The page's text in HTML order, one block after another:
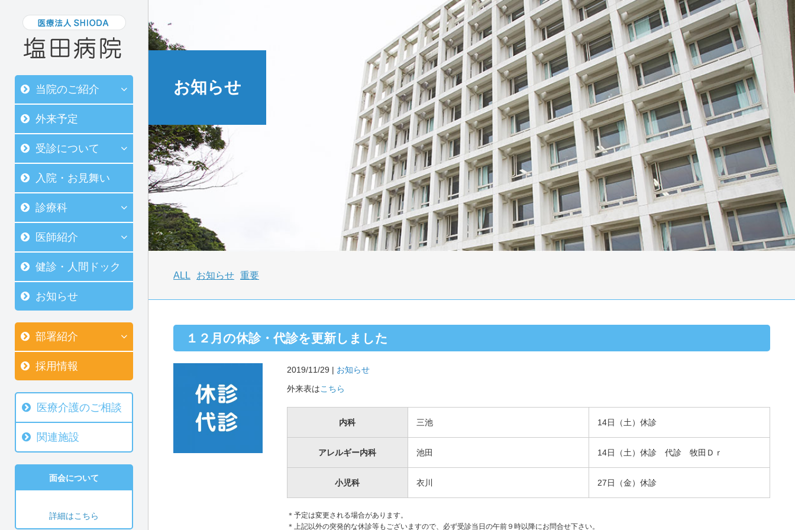
当院のご紹介
外来予定
受診について
入院・お見舞い
診療科
医師紹介
健診・人間ドック
お知らせ
部署紹介
採用情報
医療介護のご相談
関連施設
面会について
詳細はこちら
お知らせ
ALL お知らせ 重要
１２月の休診・代診を更新しました
2019/11/29 | お知らせ
外来表はこちら
内科 三池 14日（土）休診
アレルギー内科 池田 14日（土）休診 代診 牧田Ｄｒ
小児科 衣川 27日（金）休診
＊予定は変更される場合があります。
＊上記以外の突発的な休診等もございますので、必ず受診当日の午前９時以降にお問合せ下さい。